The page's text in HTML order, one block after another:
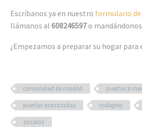
Escríbanos ya en nuestro formulario
llámanos al 608246597o
¿Empezamos a preparar su hogar para
comunidad de madrid
puertas a
puertas acorazadas
rodapies
zocalos